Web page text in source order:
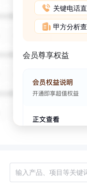
关键电话
甲方分析
会员尊享权益